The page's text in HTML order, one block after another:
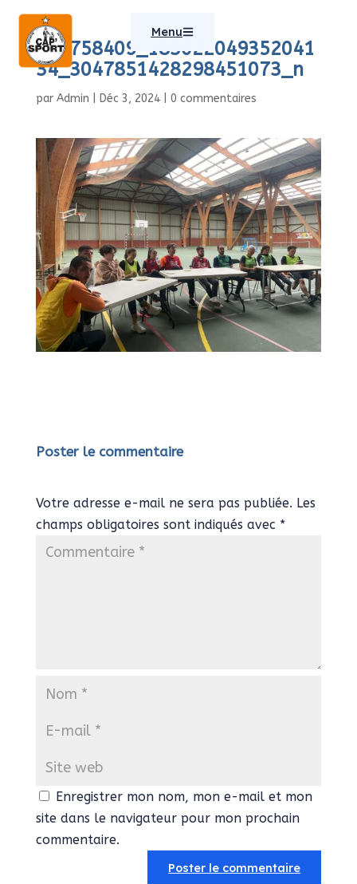
Menu
464758409_183022049352041
34_3047851428298451073_n
par Admin Déc 3, 2024| 0 commentaires
Poster le commentaire
Votre adresse e-mail ne sera pas publiée. Les
champs obligatoires sont indiqués avec *
Enregistrer mon nom, mon e-mail et mon
site dans le navigateur pour mon prochain
commentaire.